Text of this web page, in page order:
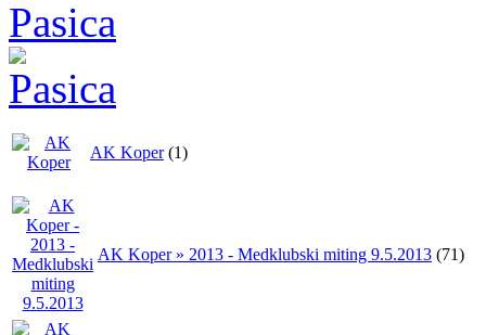
AK Koper (1)
AK Koper » 2013 - Medklubski miting 9.5.2013 (71)